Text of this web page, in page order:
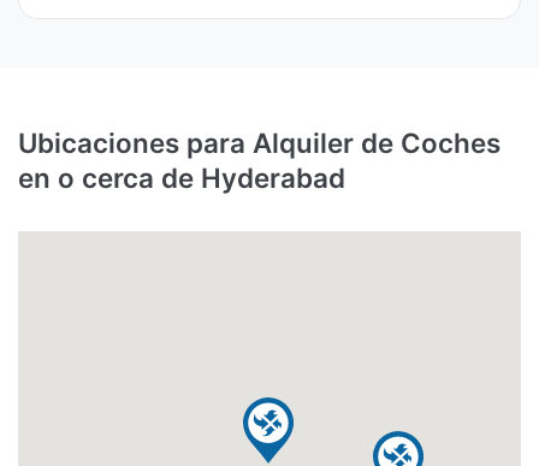
Ubicaciones para Alquiler de Coches
en o cerca de Hyderabad